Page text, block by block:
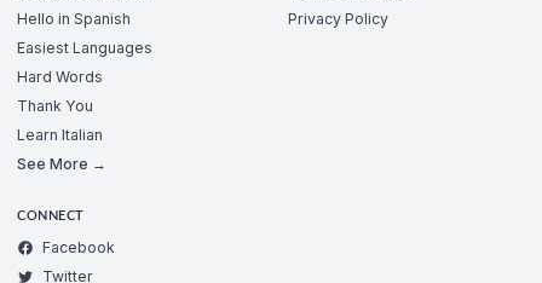
Hello in Spanish
Easiest Languages
Hard Words
Thank You
Learn Italian
See More →
Privacy Policy
CONNECT
Facebook
Twitter